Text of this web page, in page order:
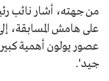
من جهته، أشار نائب
على هامش المسابقة،
عصور يولون أهمية
جيد'.